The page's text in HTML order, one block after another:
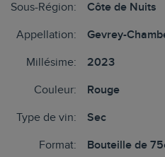
Sous-Région: Côte de Nuits
Appellation: Gevrey-
Millésime: 2023
Couleur: Rouge
Type de vin: Sec
Format: Bouteille de